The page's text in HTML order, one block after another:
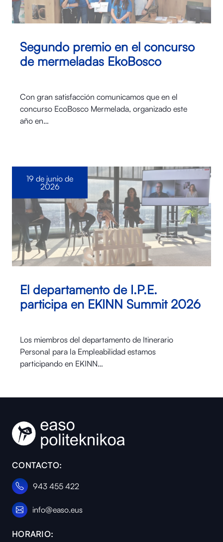
Segundo premio en el concurso
de mermeladas EkoBosco
Con gran satisfacción comunicamos que en el
concurso EcoBosco Mermelada, organizado este
año en…
El departamento de I.P.E.
participa en EKINN Summit 2026
Los miembros del departamento de Itinerario
Personal para la Empleabilidad estamos
participando en EKINN…
19 de junio de
2026
CONTACTO:
943 455 422
info@easo.eus
HORARIO: